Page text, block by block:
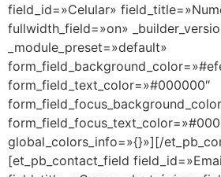
field_id=»Celular»
fullwidth_field=»on»
_module_preset=»default»
form_field_text_color=»#000000″
global_colors_info=»{}»][/
[et_pb_contact_field